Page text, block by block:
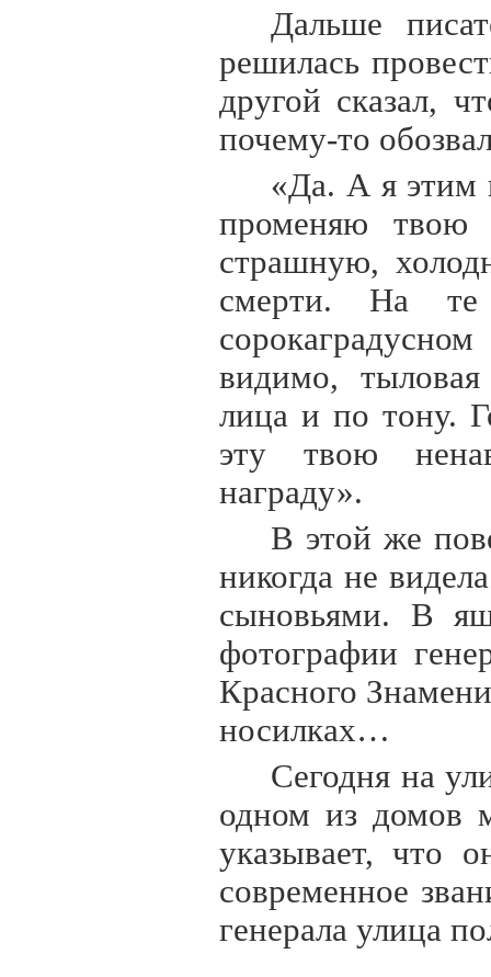
Дальше
решилась
другой сказал,
почему-то
«Да. А я этим
променяю
страшную,
смерти. На
видимо,
лица и по тону.
эту твою
награду».
В этой же
никогда не
сыновьями. В
фотографии
Красного
носилках…
Сегодня на
одном из домов
указывает, что
современное
генерала улица